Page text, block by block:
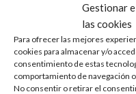
Gestionar
las cookies
Para ofrecer las mejores
cookies para almacenar y/o
consentimiento de estas
comportamiento de navegación
No consentir o retirar el
Cómic
XIX Salón del
un viaje